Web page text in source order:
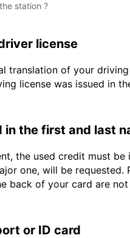
station ?
license
translation of your
license was issued in
in the first and last
the used credit must
one, will be
back of your card are
or ID card